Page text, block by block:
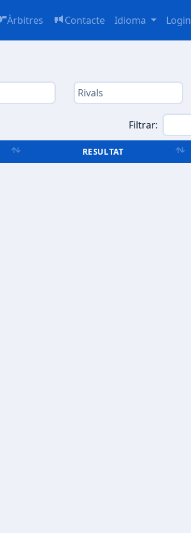
Àrbitres Contacte Idioma Login
Filtrar:
RESULTAT